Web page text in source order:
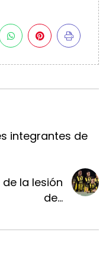
integrantes de
de la lesión
de...